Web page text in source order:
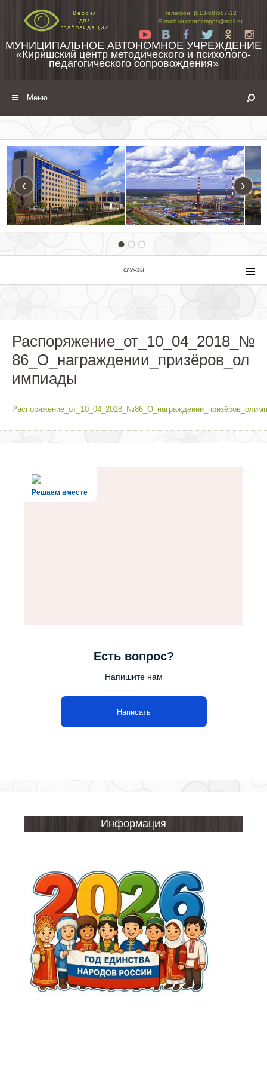
Телефон: (813-68)587-12
E-mail: kir.center.mpps@mail.ru
Yt
Tw
МУНИЦИПАЛЬНОЕ АВТОНОМНОЕ УЧРЕЖДЕНИЕ
«Киришский центр методического и психолого-
педагогического сопровождения»
Меню
‹ ›
СЛУЖБЫ
Распоряжение_от_10_04_2018_№
86_О_награждении_призёров_ол
импиады
Решаем вместе
Есть вопрос?
Напишите нам
Написать
Информация